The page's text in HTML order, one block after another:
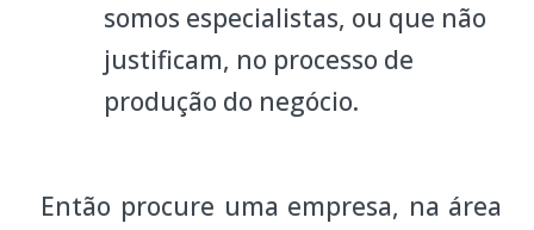
somos especialistas, ou que não
justificam, no processo de
produção do negócio.
Então procure uma empresa, na área